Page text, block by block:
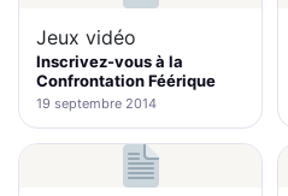
Jeux vidéo
Inscrivez-vous à la
Confrontation Féérique
19 septembre 2014